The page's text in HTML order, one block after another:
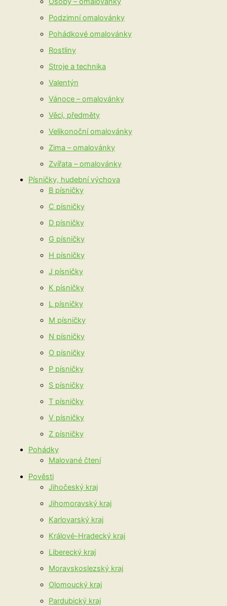
Podzimní omalovánky
Pohádkové omalovánky
Rostliny
Stroje a technika
Valentýn
Vánoce – omalovánky
Věci, předměty
Velikonoční omalovánky
Zima – omalovánky
Zvířata – omalovánky
Písničky, hudební výchova
B písničky
C písničky
D písničky
G písničky
H písničky
J písničky
K písničky
L písničky
M písničky
N písničky
O písničky
P písničky
S písničky
T písničky
V písničky
Z písničky
Pohádky
Malované čtení
Pověsti
Jihočeský kraj
Jihomoravský kraj
Karlovarský kraj
Králové-Hradecký kraj
Liberecký kraj
Moravskoslezský kraj
Olomoucký kraj
Pardubický kraj